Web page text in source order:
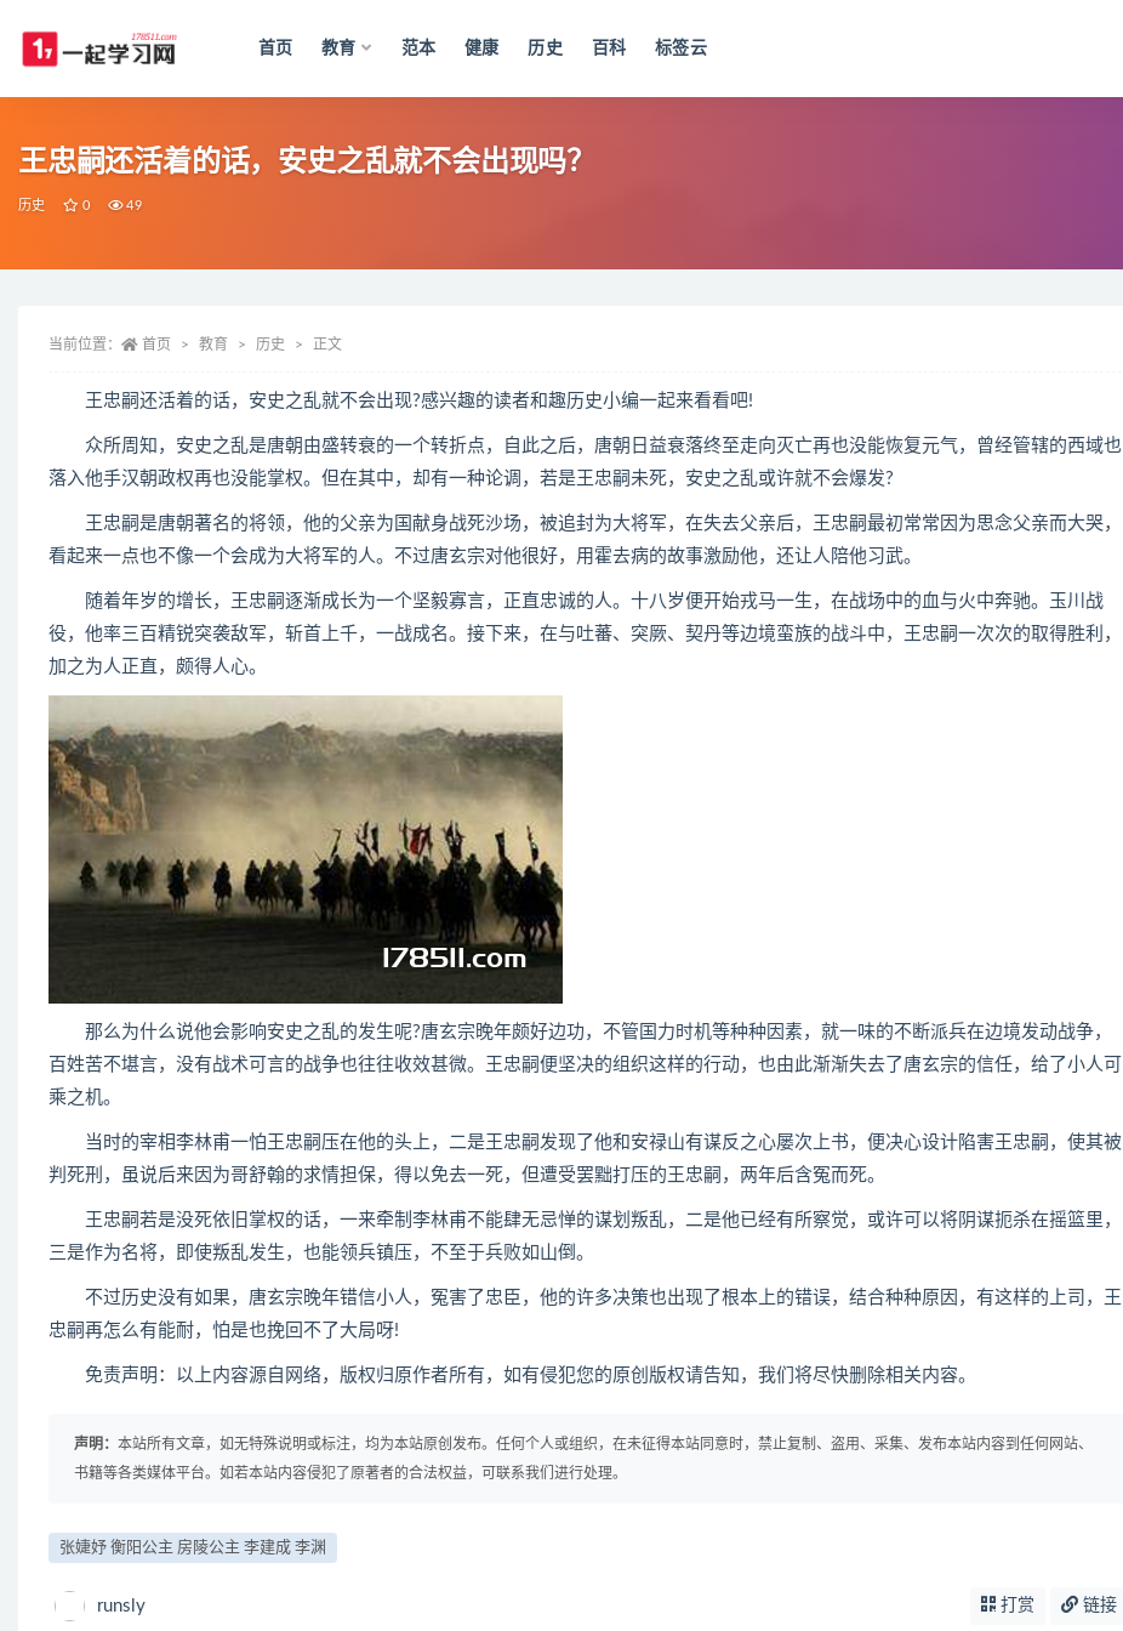
首页 教育 范本 健康 历史 百科 标签云
王忠嗣还活着的话，安史之乱就不会出现吗？
历史 0 49
当前位置： 首页 教育 历史 正文
王忠嗣还活着的话，安史之乱就不会出现?感兴趣的读者和趣历史小编一起来看看吧!
众所周知，安史之乱是唐朝由盛转衰的一个转折点，自此之后，唐朝日益衰落终至走向灭亡再也没能恢复元气，曾经管辖的西域也
落入他手汉朝政权再也没能掌权。但在其中，却有一种论调，若是王忠嗣未死，安史之乱或许就不会爆发?
王忠嗣是唐朝著名的将领，他的父亲为国献身战死沙场，被追封为大将军，在失去父亲后，王忠嗣最初常常因为思念父亲而大哭，
看起来一点也不像一个会成为大将军的人。不过唐玄宗对他很好，用霍去病的故事激励他，还让人陪他习武。
随着年岁的增长，王忠嗣逐渐成长为一个坚毅寡言，正直忠诚的人。十八岁便开始戎马一生，在战场中的血与火中奔驰。玉川战
役，他率三百精锐突袭敌军，斩首上千，一战成名。接下来，在与吐蕃、突厥、契丹等边境蛮族的战斗中，王忠嗣一次次的取得胜利，
加之为人正直，颇得人心。
那么为什么说他会影响安史之乱的发生呢?唐玄宗晚年颇好边功，不管国力时机等种种因素，就一味的不断派兵在边境发动战争，
百姓苦不堪言，没有战术可言的战争也往往收效甚微。王忠嗣便坚决的组织这样的行动，也由此渐渐失去了唐玄宗的信任，给了小人可
乘之机。
当时的宰相李林甫一怕王忠嗣压在他的头上，二是王忠嗣发现了他和安禄山有谋反之心屡次上书，便决心设计陷害王忠嗣，使其被
判死刑，虽说后来因为哥舒翰的求情担保，得以免去一死，但遭受罢黜打压的王忠嗣，两年后含冤而死。
王忠嗣若是没死依旧掌权的话，一来牵制李林甫不能肆无忌惮的谋划叛乱，二是他已经有所察觉，或许可以将阴谋扼杀在摇篮里，
三是作为名将，即使叛乱发生，也能领兵镇压，不至于兵败如山倒。
不过历史没有如果，唐玄宗晚年错信小人，冤害了忠臣，他的许多决策也出现了根本上的错误，结合种种原因，有这样的上司，王
忠嗣再怎么有能耐，怕是也挽回不了大局呀!
免责声明：以上内容源自网络，版权归原作者所有，如有侵犯您的原创版权请告知，我们将尽快删除相关内容。
声明： 本站所有文章，如无特殊说明或标注，均为本站原创发布。任何个人或组织，在未征得本站同意时，禁止复制、盗用、采集、发布本站内容到任何网站、
书籍等各类媒体平台。如若本站内容侵犯了原著者的合法权益，可联系我们进行处理。
张婕妤 衡阳公主 房陵公主 李建成 李渊
runsly 打赏 链接